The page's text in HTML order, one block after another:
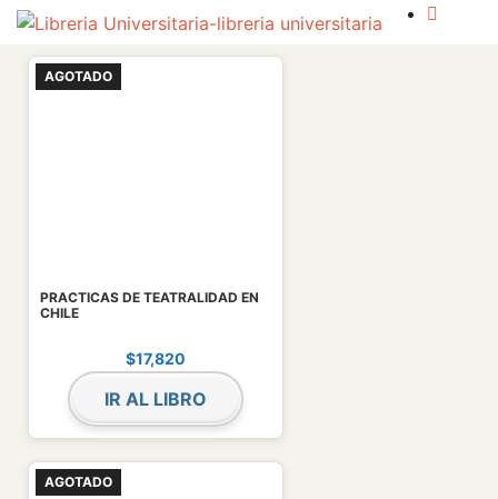
AGOTADO
PRACTICAS DE TEATRALIDAD EN
CHILE
$17,820
IR AL LIBRO
AGOTADO